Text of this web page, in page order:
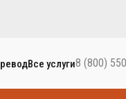
Все услуги8 (800)